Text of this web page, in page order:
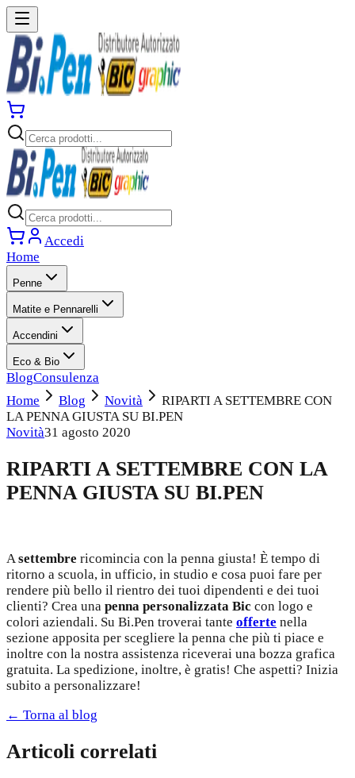
Accedi
Home
Penne
Matite e Pennarelli
Accendini
Eco & Bio
BlogConsulenza
Home
Blog Novità
RIPARTI A SETTEMBRE CON
LA PENNA GIUSTA SU BI.PEN
Novità31 agosto 2020
RIPARTI A SETTEMBRE CON LA
PENNA GIUSTA SU BI.PEN
Asettembre ricomincia con la penna giusta! È tempo di
ritorno a scuola, in ufficio, in studio e cosa puoi fare per
rendere più bello il rientro dei tuoi dipendenti e dei tuoi
clienti? Crea una penna personalizzata Bic con logo e
colori aziendali. Su Bi.Pen troverai tante offerte nella
sezione apposita per scegliere la penna che più ti piace e
inoltre con la nostra assistenza riceverai una bozza grafica
gratuita. La spedizione, inoltre, è gratis! Che aspetti? Inizia
subito a personalizzare!
← Torna al blog
Articoli correlati